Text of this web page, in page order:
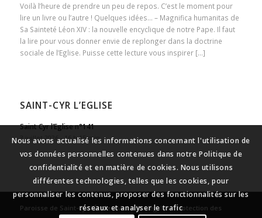
Voilà l’heure de prendre un peu de repos. C’est le moment pour
lire un livre ou l’autre ! Quelques idées… – Magnifica humanitas de
Sa Sainteté Léon XIV : la nouvelle encyclique de notre Pape. Il faut
la lire pour vous donner envie de replonger dans la doctrine
sociale de l’Eglise. Puisse cette lecture vous inspirer […]
SAINT-CYR L’EGLISE
Saint Cyr l’Eglise n°141
3 juillet 2026 - 16 h 15 min
Paroisse de Saint-Cyr l’École-Mentions légales-Protection des
Nous avons actualisé les informations concernant l'utilisation de
vos données personnelles contenues dans notre Politique de
confidentialité et en matière de cookies. Nous utilisons
différentes technologies, telles que les cookies, pour
personnaliser les contenus, proposer des fonctionnalités sur les
réseaux et analyser le trafic